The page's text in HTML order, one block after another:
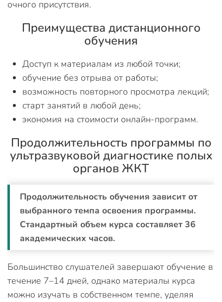
очного присутствия.
Преимущества дистанционного
обучения
Доступ к материалам из любой точки;
обучение без отрыва от работы;
возможность повторного просмотра лекций;
старт занятий в любой день;
экономия на стоимости онлайн-программ.
Продолжительность программы по
ультразвуковой диагностике полых
органов ЖКТ
Продолжительность обучения зависит от
выбранного темпа освоения программы.
Стандартный объем курса составляет 36
академических часов.
Большинство слушателей завершают обучение в
течение 7–14 дней, однако материалы курса
можно изучать в собственном темпе, уделяя